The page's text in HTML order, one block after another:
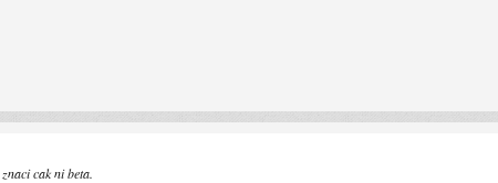
cak ni beta.